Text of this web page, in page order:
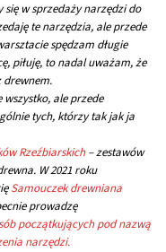
w sprzedaży narzędzi do
te narzędzia, ale przede
spędzam długie
piłuję, to nadal uważam, że
drewnem.
ale przede
tych, którzy tak jak ja
Rzeźbiarskich– zestawów
W 2021 roku
Samouczek drewniana
prowadzę
początkujących pod nazwą
narzędzi.